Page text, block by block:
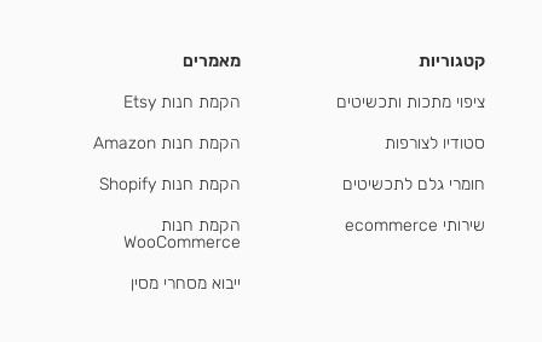
קטגוריות
ציפוי מתכות ותכשיטים
סטודיו לצורפות
חומרי גלם לתכשיטים
שירותי ecommerce
מאמרים
הקמת חנות Etsy
הקמת חנות Amazon
הקמת חנות Shopify
הקמת חנות
WooCommerce
ייבוא מסחרי מסין